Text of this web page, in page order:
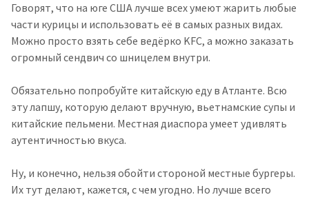
Говорят, что на юге США лучше всех умеют жарить любые
части курицы и использовать её в самых разных видах.
Можно просто взять себе ведёрко KFC, а можно заказать
огромный сендвич со шницелем внутри.
Обязательно попробуйте китайскую еду в Атланте. Всю
эту лапшу, которую делают вручную, вьетнамские супы и
китайские пельмени. Местная диаспора умеет удивлять
аутентичностью вкуса.
Ну, и конечно, нельзя обойти стороной местные бургеры.
Их тут делают, кажется, с чем угодно. Но лучше всего